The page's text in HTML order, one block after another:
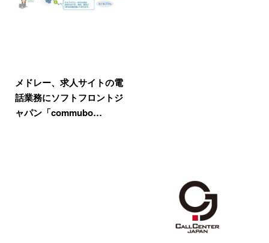
メドレー、求人サイトの電
話業務にソフトフロントジ
ャパン「commubo…